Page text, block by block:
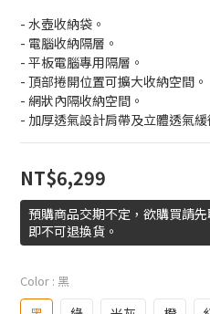
- 水壺收納袋。
- 電腦收納隔層。
- 平板電腦專用隔層。
- 頂部捲開位置可擴大收納空間。
- 網狀內隔收納空間。
- 加厚透氣設計肩帶及立體透氣緩
NT$6,299
預購商品交期不定，欲購買請
即不可退換貨。
Color : 黑